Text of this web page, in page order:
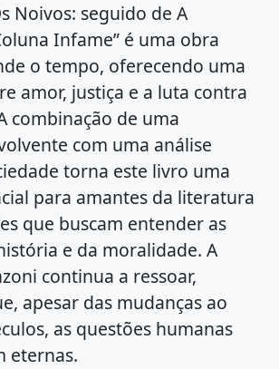
Noivos: seguido de A
Infame” é uma obra
o tempo, oferecendo uma
amor, justiça e a luta contra
combinação de uma
com uma análise
torna este livro uma
para amantes da literatura
que buscam entender as
e da moralidade. A
continua a ressoar,
apesar das mudanças ao
as questões humanas
eternas.